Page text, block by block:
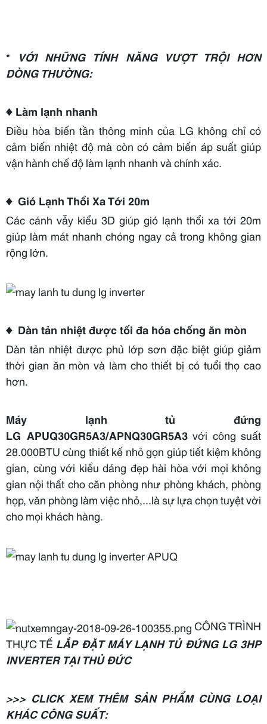
*
VỚI NHỮNG TÍNH NĂNG VƯỢT TRỘI HƠN
DÒNG THƯỜNG:
♦ Làm lạnh nhanh
Điều hòa biến tần thông minh của LG không chỉ có
cảm biến nhiệt độ mà còn có cảm biến áp suất giúp
vận hành chế độ làm lạnh nhanh và chính xác.
♦ Gió Lạnh Thổi Xa Tới 20m
Các cánh vẫy kiểu 3D giúp gió lạnh thổi xa tới 20m
giúp làm mát nhanh chóng ngay cả trong không gian
rộng lớn.
♦ Dàn tản nhiệt được tối đa hóa chống ăn mòn
Dàn tản nhiệt được phủ lớp sơn đặc biệt giúp giảm
thời gian ăn mòn và làm cho thiết bị có tuổi thọ cao
hơn.
Máy lạnh tủ đứng
LG APUQ30GR5A3/APNQ30GR5A3với công suất
28.000BTU cùng thiết kế nhỏ gọn giúp tiết kiệm không
gian, cùng với kiểu dáng đẹp hài hòa với mọi không
gian nội thất cho căn phòng như phòng khách, phòng
họp, văn phòng làm việc nhỏ,...là sự lựa chọn tuyệt vời
cho mọi khách hàng.
CÔNG TRÌNH
THỰC TẾ LẮP ĐẶT MÁY LẠNH TỦ ĐỨNG LG 3HP
INVERTER TẠI THỦ ĐỨC
>>> CLICK XEM THÊM SẢN PHẨM CÙNG LOẠI
KHÁC CÔNG SUẤT: